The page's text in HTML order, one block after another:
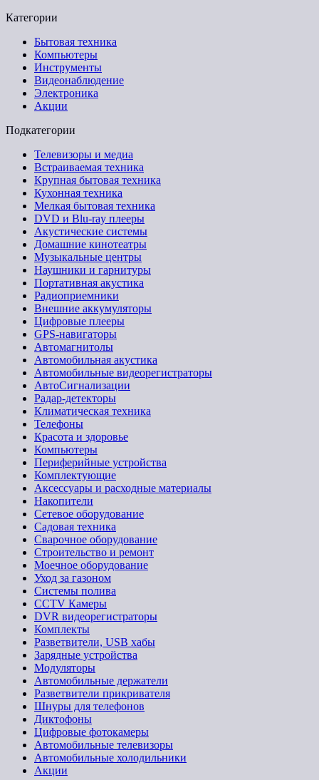
Категории
Бытовая техника
Компьютеры
Инструменты
Видеонаблюдение
Электроника
Акции
Подкатегории
Телевизоры и медиа
Встраиваемая техника
Крупная бытовая техника
Кухонная техника
Мелкая бытовая техника
DVD и Blu-ray плееры
Акустические системы
Домашние кинотеатры
Музыкальные центры
Наушники и гарнитуры
Портативная акустика
Радиоприемники
Внешние аккумуляторы
Цифровые плееры
GPS-навигаторы
Автомагнитолы
Автомобильная акустика
Автомобильные видеорегистраторы
АвтоСигнализации
Радар-детекторы
Климатическая техника
Телефоны
Красота и здоровье
Компьютеры
Периферийные устройства
Комплектующие
Аксессуары и расходные материалы
Накопители
Сетевое оборудование
Садовая техника
Сварочное оборудование
Строительство и ремонт
Моечное оборудование
Уход за газоном
Системы полива
CCTV Камеры
DVR видеорегистраторы
Комплекты
Разветвители, USB хабы
Зарядные устройства
Модуляторы
Автомобильные держатели
Разветвители прикривателя
Шнуры для телефонов
Диктофоны
Цифровые фотокамеры
Автомобильные телевизоры
Автомобильные холодильники
Акции